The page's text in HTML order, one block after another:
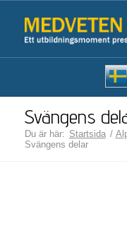
Svängens
Du är här: Startsida /
Svängens delar